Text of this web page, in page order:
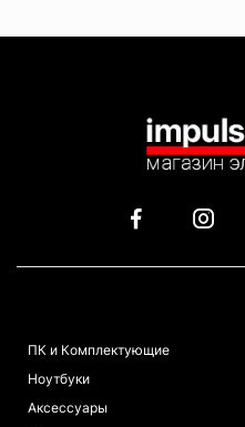
ПК и Комплектующие
Ноутбуки
Аксессуары